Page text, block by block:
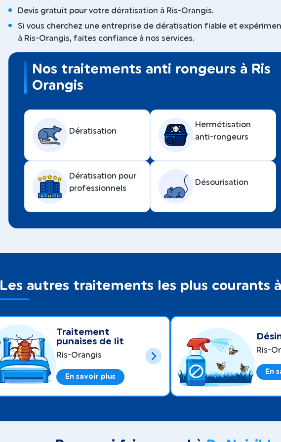
Devis gratuit pour votre dératisation à Ris-Orangis.
Si vous cherchez une entreprise de dératisation fiable et
à Ris-Orangis, faites confiance à nos services.
Nos traitements anti rongeurs à Ris
Orangis
Dératisation
Hermétisation
anti-rongeurs
Dératisation pour
professionnels
Désourisation
Les autres traitements les plus courants
Traitement
punaises de lit
Ris-Orangis
En savoir plus
Ris-
En